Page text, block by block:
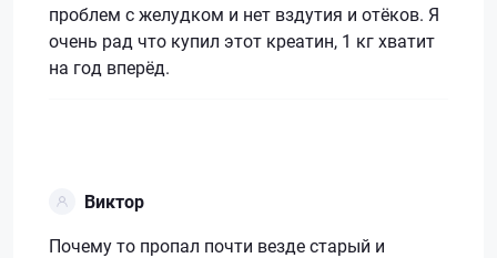
проблем с желудком и нет вздутия и отёков. Я
очень рад что купил этот креатин, 1 кг хватит
на год вперёд.
Виктор
Почему то пропал почти везде старый и